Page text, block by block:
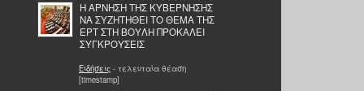
Η ΑΡΝΗΣΗ ΤΗΣ ΚΥΒΕΡΝΗΣΗΣ
ΝΑ ΣΥΖΗΤΗΘΕΙ ΤΟ ΘΕΜΑ ΤΗΣ
ΕΡΤ ΣΤΗ ΒΟΥΛΗ ΠΡΟΚΑΛΕΙ
ΣΥΓΚΡΟΥΣΕΙΣ
Ειδήσεις - τελευταία θέαση
[timestamp]